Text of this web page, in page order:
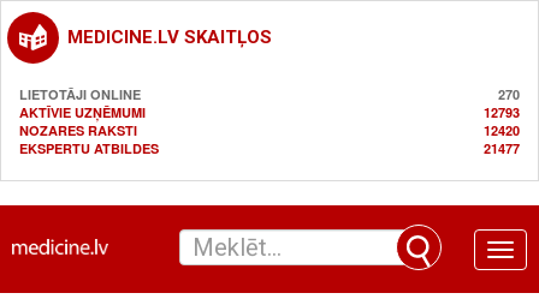
MEDICINE.LV SKAITĻOS
LIETOTĀJI ONLINE
270
AKTĪVIE UZŅĒMUMI
12793
NOZARES RAKSTI
12420
EKSPERTU ATBILDES
21477
Toggle